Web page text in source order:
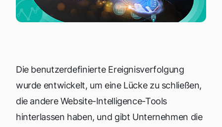
Die benutzerdefinierte Ereignisverfolgung
wurde entwickelt, um eine Lücke zu schließen,
die andere Website-Intelligence-Tools
hinterlassen haben, und gibt Unternehmen die